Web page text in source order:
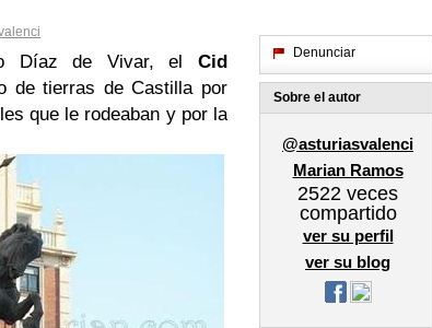
Díaz de Vivar, el Cid
de tierras de Castilla por
que le rodeaban y por la
Denunciar
Sobre el autor
@asturiasvalenci
Marian Ramos
2522 veces
compartido
ver su perfil
ver su blog